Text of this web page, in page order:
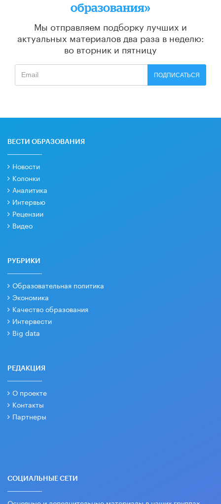
образования»
Мы отправляем подборку лучших и
актуальных материалов два раза в неделю:
во вторник и пятницу
ПОДПИСАТЬСЯ
ВЕСТИ ОБРАЗОВАНИЯ
Новости
Колонки
Аналитика
Интервью
Рецензии
Видео
РУБРИКИ
Образовательная политика
Экономика
Качество образования
Интервести
Big data
РЕДАКЦИЯ
О проекте
Контакты
Партнеры
СОЦИАЛЬНЫЕ СЕТИ